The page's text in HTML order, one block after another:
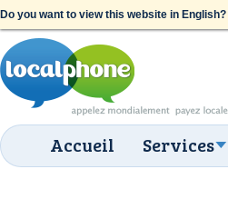
Do you want to view this website in English?
Accueil Services